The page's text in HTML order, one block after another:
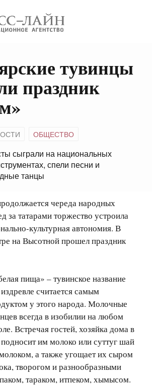
тувинцы
праздник
ОБЩЕСТВО
сыграли на национальных
спели песни и
танцы
череда народных
за татарами торжество устроила
культурная автономия. В
на Высотной прошел праздник
пища» – тувинское название
считается самым
у этого народа. Молочные
всегда в изобилии на любом
Встречая гостей, хозяйка дома в
им молоко или суттуг шай
а также угощает их сыром
творогом и разнообразными
тараком, итпеком, хымысом.